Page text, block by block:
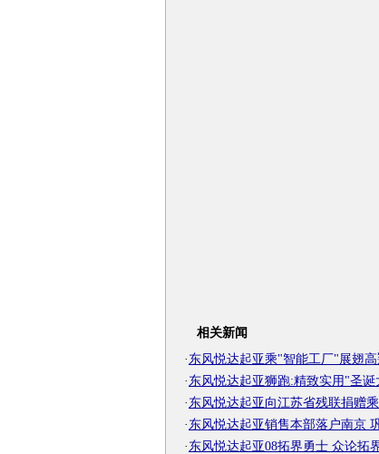
相关新闻
· 东风悦达起亚乘"智能工厂"展翅高
· 东风悦达起亚狮跑:精致实用"圣诞
· 东风悦达起亚向江苏省残联捐赠
· 东风悦达起亚销售本部落户南京
· 东风悦达起亚08拓界勇士 众论拓